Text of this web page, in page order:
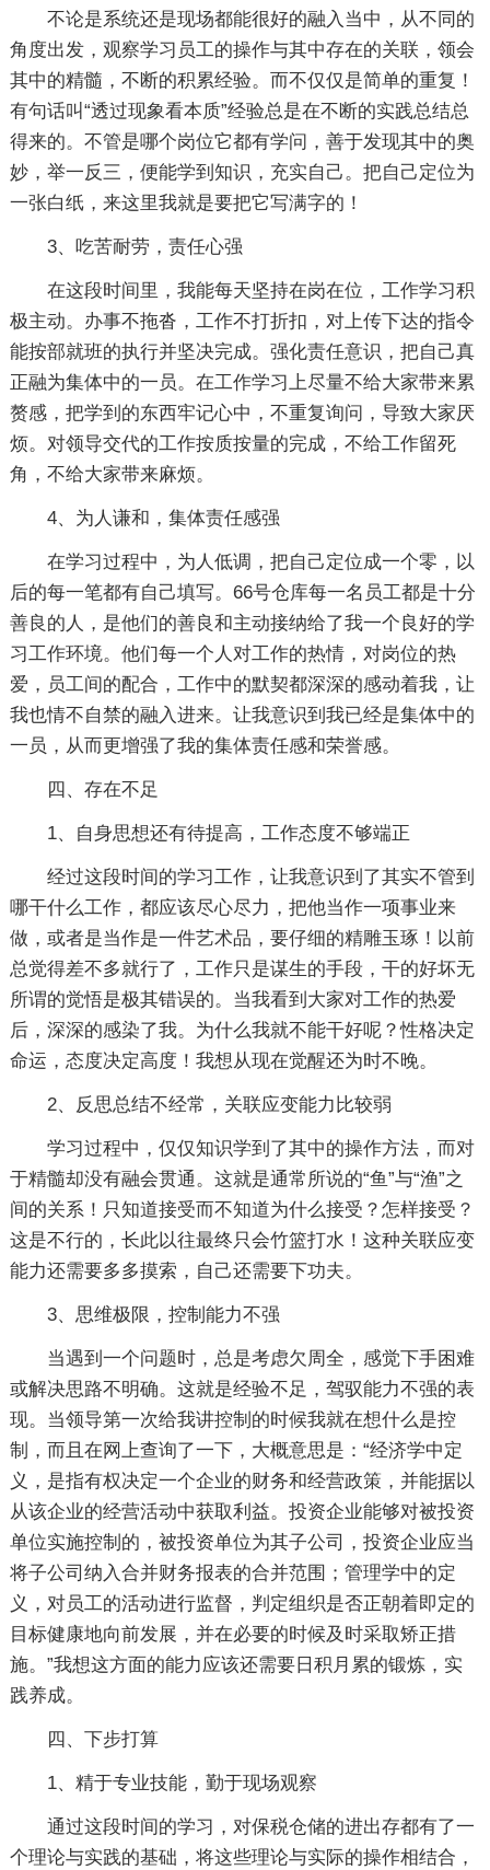
不论是系统还是现场都能很好的融入当中，从不同的
角度出发，观察学习员工的操作与其中存在的关联，领会
其中的精髓，不断的积累经验。而不仅仅是简单的重复！
有句话叫“透过现象看本质”经验总是在不断的实践总结总
得来的。不管是哪个岗位它都有学问，善于发现其中的奥
妙，举一反三，便能学到知识，充实自己。把自己定位为
一张白纸，来这里我就是要把它写满字的！
3、吃苦耐劳，责任心强
在这段时间里，我能每天坚持在岗在位，工作学习积
极主动。办事不拖沓，工作不打折扣，对上传下达的指令
能按部就班的执行并坚决完成。强化责任意识，把自己真
正融为集体中的一员。在工作学习上尽量不给大家带来累
赘感，把学到的东西牢记心中，不重复询问，导致大家厌
烦。对领导交代的工作按质按量的完成，不给工作留死
角，不给大家带来麻烦。
4、为人谦和，集体责任感强
在学习过程中，为人低调，把自己定位成一个零，以
后的每一笔都有自己填写。66号仓库每一名员工都是十分
善良的人，是他们的善良和主动接纳给了我一个良好的学
习工作环境。他们每一个人对工作的热情，对岗位的热
爱，员工间的配合，工作中的默契都深深的感动着我，让
我也情不自禁的融入进来。让我意识到我已经是集体中的
一员，从而更增强了我的集体责任感和荣誉感。
四、存在不足
1、自身思想还有待提高，工作态度不够端正
经过这段时间的学习工作，让我意识到了其实不管到
哪干什么工作，都应该尽心尽力，把他当作一项事业来
做，或者是当作是一件艺术品，要仔细的精雕玉琢！以前
总觉得差不多就行了，工作只是谋生的手段，干的好坏无
所谓的觉悟是极其错误的。当我看到大家对工作的热爱
后，深深的感染了我。为什么我就不能干好呢？性格决定
命运，态度决定高度！我想从现在觉醒还为时不晚。
2、反思总结不经常，关联应变能力比较弱
学习过程中，仅仅知识学到了其中的操作方法，而对
于精髓却没有融会贯通。这就是通常所说的“鱼”与“渔”之
间的关系！只知道接受而不知道为什么接受？怎样接受？
这是不行的，长此以往最终只会竹篮打水！这种关联应变
能力还需要多多摸索，自己还需要下功夫。
3、思维极限，控制能力不强
当遇到一个问题时，总是考虑欠周全，感觉下手困难
或解决思路不明确。这就是经验不足，驾驭能力不强的表
现。当领导第一次给我讲控制的时候我就在想什么是控
制，而且在网上查询了一下，大概意思是：“经济学中定
义，是指有权决定一个企业的财务和经营政策，并能据以
从该企业的经营活动中获取利益。投资企业能够对被投资
单位实施控制的，被投资单位为其子公司，投资企业应当
将子公司纳入合并财务报表的合并范围；管理学中的定
义，对员工的活动进行监督，判定组织是否正朝着即定的
目标健康地向前发展，并在必要的时候及时采取矫正措
施。”我想这方面的能力应该还需要日积月累的锻炼，实
践养成。
四、下步打算
1、精于专业技能，勤于现场观察
通过这段时间的学习，对保税仓储的进出存都有了一
个理论与实践的基础，将这些理论与实际的操作相结合，